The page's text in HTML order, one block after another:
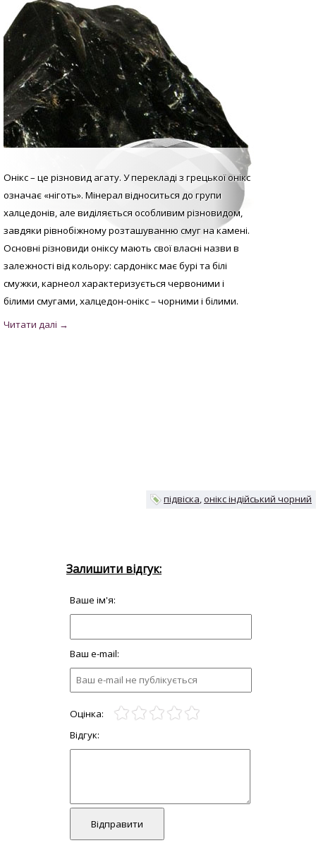
Онікс – це різновид агату. У перекладі з грецької онікс
означає «ніготь». Мінерал відноситься до групи
халцедонів, але виділяється особливим різновидом,
завдяки рівнобіжному розташуванню смуг на камені.
Основні різновиди оніксу мають свої власні назви в
залежності від кольору: сардонікс має бурі та білі
смужки, карнеол характеризується червоними і
білими смугами, халцедон-онікс – чорними і білими.
підвіска онікс індійський чорний